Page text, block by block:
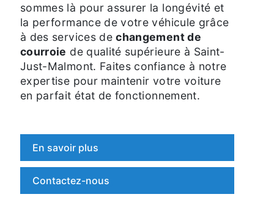
sommes là pour assurer la longévité et
la performance de votre véhicule grâce
à des services dechangement de
courroie de qualité supérieure à Saint-
Just-Malmont. Faites confiance à notre
expertise pour maintenir votre voiture
en parfait état de fonctionnement.
En savoir plus
Contactez-nous